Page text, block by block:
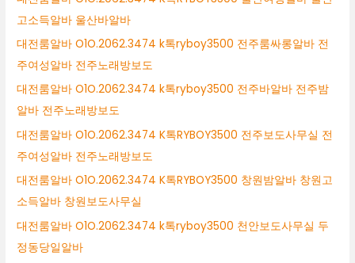
고소득알바 울산바알바
대전룸알바 O1O.2062.3474 k톡ryboy3500 전주룸싸롱알바 전
주여성알바 전주노래방보도
대전룸알바 O1O.2062.3474 k톡ryboy3500 전주바알바 전주밤
알바 전주노래방보도
대전룸알바 O1O.2062.3474 K톡RYBOY3500 전주보도사무실 전
주여성알바 전주노래방보도
대전룸알바 O1O.2062.3474 K톡RYBOY3500 창원밤알바 창원고
소득알바 창원보도사무실
대전룸알바 O1O.2062.3474 k톡ryboy3500 천안보도사무실 두
정동당일알바